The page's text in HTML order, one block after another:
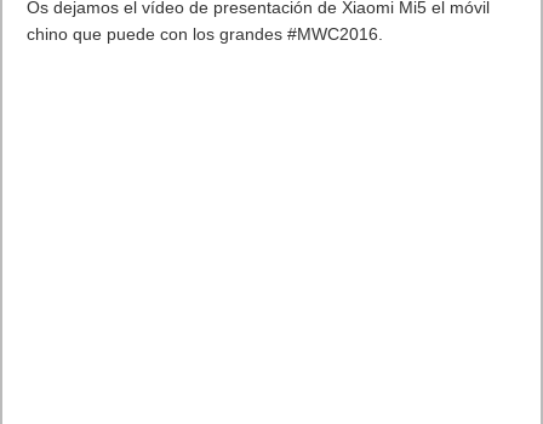
Os dejamos el vídeo de presentación de Xiaomi Mi5 el móvil
chino que puede con los grandes #MWC2016.